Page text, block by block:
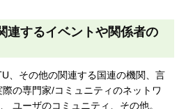
連するイベントや関係者の
、その他の関連する国連の機関、言
の専門家/コミュニティのネットワ
ユーザのコミュニティ、その他。